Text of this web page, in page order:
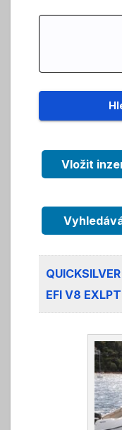
Vložit
EFI V8 EXLPT